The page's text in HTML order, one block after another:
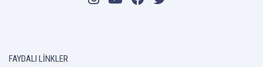
FAYDALI LINKLER